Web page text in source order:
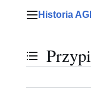
Menu główne
Historia
Przełącz stan